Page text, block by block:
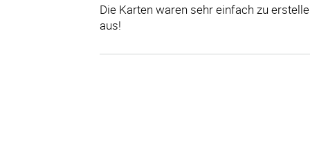
Die Karten waren sehr einfach zu
aus!